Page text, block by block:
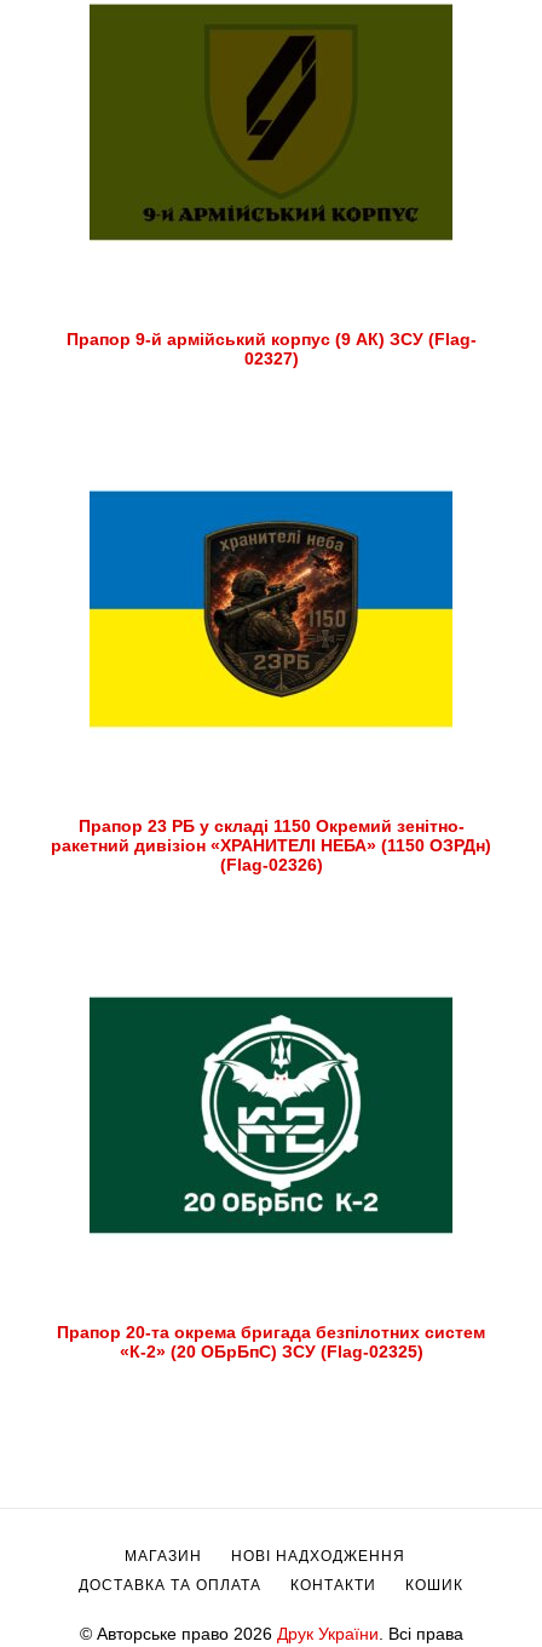
Прапор 9-й армійський корпус (9 АК) ЗСУ (Flag-
02327)
Прапор 23 РБ у складі 1150 Окремий зенітно-
ракетний дивізіон «ХРАНИТЕЛІ НЕБА» (1150 ОЗРДн)
(Flag-02326)
Прапор 20-та окрема бригада безпілотних систем
«К-2» (20 ОБрБпС) ЗСУ (Flag-02325)
© Авторське право 2026 Друк України. Всі права
МАГАЗИН
НОВІ НАДХОДЖЕННЯ
ДОСТАВКА ТА ОПЛАТА
КОНТАКТИ КОШИК